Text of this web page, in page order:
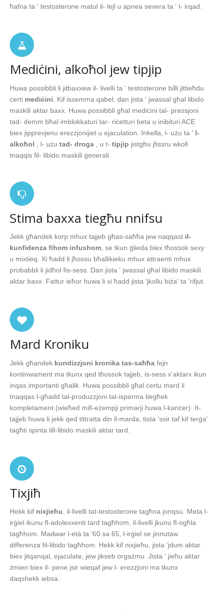
ħafna ta ' testosterone matul il- lejl u apnea severa ta ' l- irqad.
Mediċini, alkoħol jew tipjip
Huwa possibbli li jitbaxxew il- livelli ta ' testosterone billi jittieħdu
ċerti mediċini . Kif issemma qabel, dan jista ' jwassal għal libido
maskili aktar baxx. Huwa possibbli għal mediċini tal- pressjoni
tad- demm bħal imblokkaturi tar- riċetturi beta u inibituri ACE
biex jipprevjenu erezzjonijiet u ejaculation. Inkella, l- użu ta ' l-
alkoħol , l- użu tad- droga , u t- tipjip jistgħu jfissru wkoll
tnaqqis fil- libido maskili ġenerali.
Stima baxxa tiegħu nnifsu
Jekk għandek korp mhux tajjeb għas-saħħa jew naqqast il-
kunfidenza fihom infushom , se tkun ġlieda biex tħossok sexy
u mixtieq. Xi ħadd li jħossu bħallikieku mhux attraenti mhux
probabbli li jidħol fis-sess. Dan jista ' jwassal għal libido maskili
aktar baxx. Fattur ieħor huwa li xi ħadd jista 'jkollu biża' ta 'rifjut.
Mard Kroniku
Jekk għandek kundizzjoni kronika tas-saħħa fejn
kontinwament ma tkunx qed tħossok tajjeb, is-sess x'aktarx ikun
inqas importanti għalik. Huwa possibbli għal ċertu mard li
tnaqqas l-għadd tal-produzzjoni tal-isperma tiegħek
kompletament (wieħed mill-eżempji primarji huwa l-kanċer). It-
tajjeb huwa li jekk qed tittratta din il-marda, tista 'ssir taf kif terġa'
tagħti spinta lill-libido maskili aktar tard.
Tixjiħ
Hekk kif nixjieħu , il-livelli tat-testosterone tagħna jonqsu. Meta l-
irġiel ikunu fl-adolexxenti tard tagħhom, il-livelli jkunu fl-ogħla
tagħhom. Madwar l-età ta '60 sa 65, l-irġiel se jinnutaw
differenza fil-libido tagħhom. Hekk kif nixjieħu, jista 'jdum aktar
biex jitqanqal, ejaculate, jew jikseb orgażmu. Jista ' jieħu aktar
żmien biex il- pene jsir wieqaf jew l- erezzjoni ma tkunx
daqshekk iebsa.